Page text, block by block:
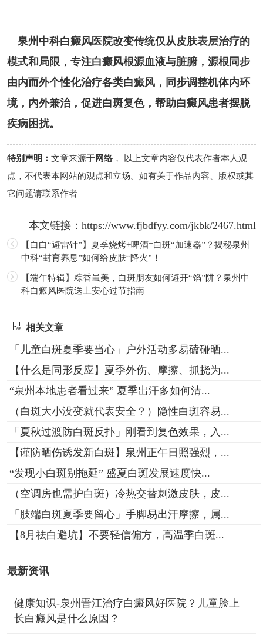
泉州中科白癜风医院改变传统仅从皮肤表层治疗的
模式和局限，专注白癜风根源血液与脏腑，源根同步
由内而外个性化治疗各类白癜风，同步调整机体内环
境，内外兼治，促进白斑复色，帮助白癜风患者摆脱
疾病困扰。
特别声明： 文章来源于网络， 以上文章内容仅代表作者本人观
点，不代表本网站的观点和立场。如有关于作品内容、版权或其
它问题请联系作者
本文链接：https://www.fjbdfyy.com/jkbk/2467.html
【白白“避雷针”】夏季烧烤+啤酒=白斑“加速器”？揭秘泉州
中科“封育养息”如何给皮肤“降火”！
【端午特辑】粽香虽美，白斑朋友如何避开“馅”阱？泉州中
科白癜风医院送上安心过节指南
相关文章
「儿童白斑夏季要当心」户外活动多易磕碰晒...
【什么是同形反应】夏季外伤、摩擦、抓挠为...
“泉州本地患者看过来” 夏季出汗多如何清...
（白斑大小没变就代表安全？）隐性白斑容易...
「夏秋过渡防白斑反扑」刚看到复色效果，入...
【谨防晒伤诱发新白斑】泉州正午日照强烈，...
“发现小白斑别拖延” 盛夏白斑发展速度快...
（空调房也需护白斑）冷热交替刺激皮肤，皮...
「肢端白斑夏季要留心」手脚易出汗摩擦，属...
【8月祛白避坑】不要轻信偏方，高温季白斑...
最新资讯
健康知识-泉州晋江治疗白癜风好医院？儿童脸上
长白癜风是什么原因？